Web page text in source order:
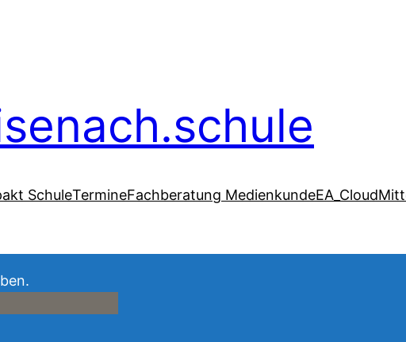
SchuleTermineFachberatung MedienkundeEA_Cloud